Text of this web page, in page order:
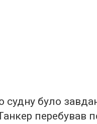
судну було
перебував